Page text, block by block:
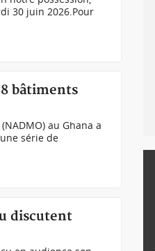
30 juin 2026.Pour
bâtiments
au Ghana a
série de
discutent